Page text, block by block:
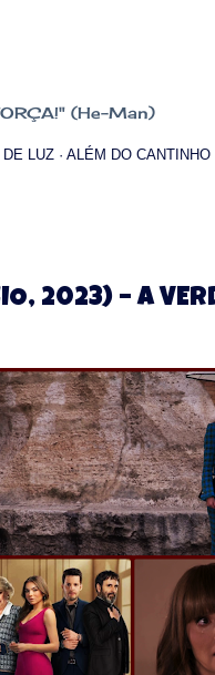
(He-Man)
LUZ ALÉM DO CANTINHO
2023) – A